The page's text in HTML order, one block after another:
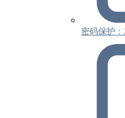
密码保护